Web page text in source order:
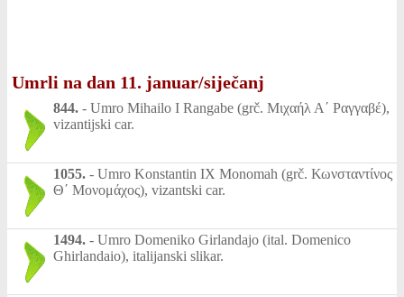
Umrli na dan 11. januar/siječanj
844. - Umro Mihailo I Rangabe (grč. Μιχαήλ Α΄ Ραγγαβέ),
vizantijski car.
1055. - Umro Konstantin IX Monomah (grč. Κωνσταντίνος
Θ΄ Μονομάχος), vizantski car.
1494. - Umro Domeniko Girlandajo (ital. Domenico
Ghirlandaio), italijanski slikar.